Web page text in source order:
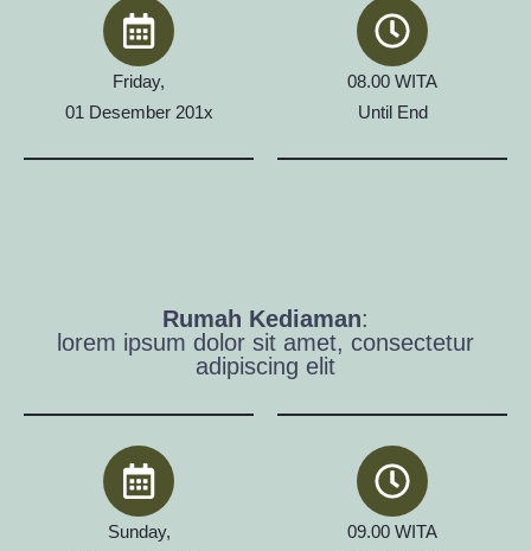
Friday,
01 Desember 201x
08.00 WITA
Until End
Rumah Kediaman:
lorem ipsum dolor sit amet, consectetur
adipiscing elit
Sunday,
09.00 WITA